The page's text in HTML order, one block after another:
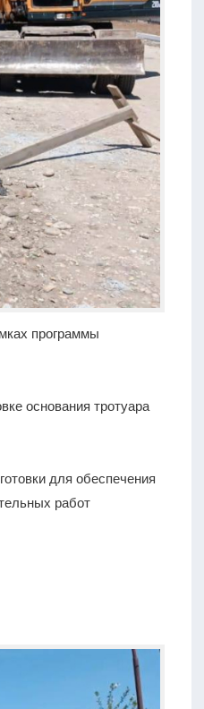
программы
основания тротуара
для обеспечения
работ